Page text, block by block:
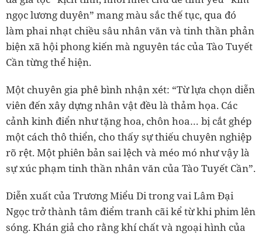
ngọc lương duyên” mang màu sắc thế tục, qua đó
làm phai nhạt chiều sâu nhân văn và tinh thần phản
biện xã hội phong kiến mà nguyên tác của Tào Tuyết
Cần từng thể hiện.
Một chuyên gia phê bình nhận xét: “Từ lựa chọn diễn
viên đến xây dựng nhân vật đều là thảm họa. Các
cảnh kinh điển như tặng hoa, chôn hoa… bị cắt ghép
một cách thô thiển, cho thấy sự thiếu chuyên nghiệp
rõ rệt. Một phiên bản sai lệch và méo mó như vậy là
sự xúc phạm tinh thần nhân văn của Tào Tuyết Cần”.
Diễn xuất của Trương Miểu Di trong vai Lâm Đại
Ngọc trở thành tâm điểm tranh cãi kể từ khi phim lên
sóng. Khán giả cho rằng khí chất và ngoại hình của